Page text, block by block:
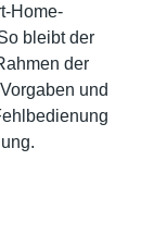
Home-
bleibt der
der
und